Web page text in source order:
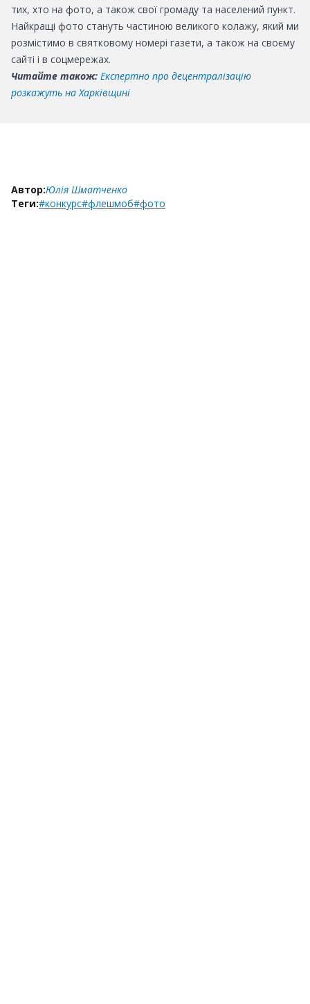
тих, хто на фото, а також свої громаду та населений пункт.
Найкращі фото стануть частиною великого колажу, який ми
розмістимо в святковому номері газети, а також на своєму
сайті і в соцмережах.
Читайте також: Експертно про децентралізацію
розкажуть на Харківщині
Автор:Юлія Шматченко
Теги:#конкурс#флешмоб#фото